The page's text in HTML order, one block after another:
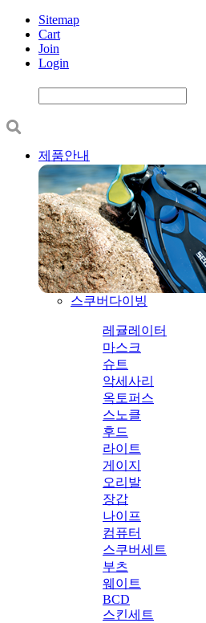
Sitemap
Cart
Join
Login
제품안내
스쿠버다이빙
레귤레이터
마스크
슈트
악세사리
옥토퍼스
스노클
후드
라이트
게이지
오리발
장갑
나이프
컴퓨터
스쿠버세트
부츠
웨이트
BCD
스킨세트